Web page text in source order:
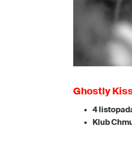
Ghostly
4
Klub